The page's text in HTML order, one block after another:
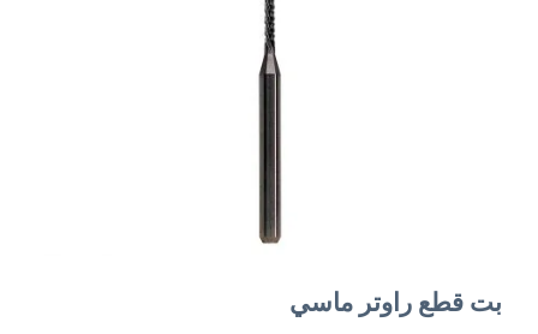
بت قطع راوتر ماسي